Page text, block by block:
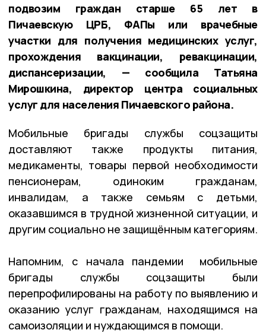
подвозим граждан старше 65 лет в
Пичаевскую ЦРБ, ФАПы или врачебные
участки для получения медицинских услуг,
прохождения вакцинации, ревакцинации,
диспансеризации, — сообщила Татьяна
Мирошкина, директор центра социальных
услуг для населения Пичаевского района.
Мобильные бригады службы соцзащиты
доставляют также продукты питания,
медикаменты, товары первой необходимости
пенсионерам, одиноким гражданам,
инвалидам, а также семьям с детьми,
оказавшимся в трудной жизненной ситуации, и
другим социально не защищённым категориям.
Напомним, с начала пандемии мобильные
бригады службы соцзащиты были
перепрофилированы на работу по выявлению и
оказанию услуг гражданам, находящимся на
самоизоляции и нуждающимся в помощи.